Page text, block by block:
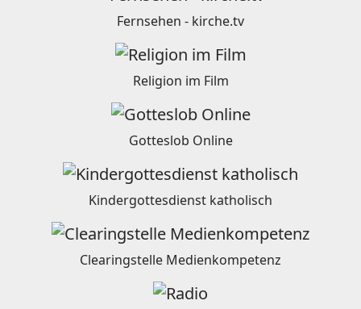
Fernsehen - kirche.tv
Religion im Film
Gotteslob Online
Kindergottesdienst katholisch
Clearingstelle Medienkompetenz